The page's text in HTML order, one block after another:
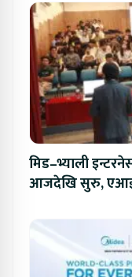
मिड–भ्याली
आजदेखि सुरु,